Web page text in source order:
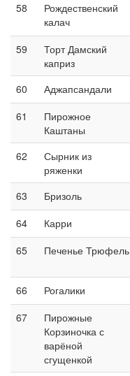
58
Рождественский
калач
59
Торт Дамский
каприз
60 Аджапсандали
61
Пирожное
Каштаны
62
Сырник из
ряженки
63
Бризоль
64
Карри
65
Печенье Трюфель
66
Рогалики
67
Пирожные
Корзиночка с
варёной
сгущенкой